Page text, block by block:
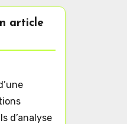
article
d’analyse